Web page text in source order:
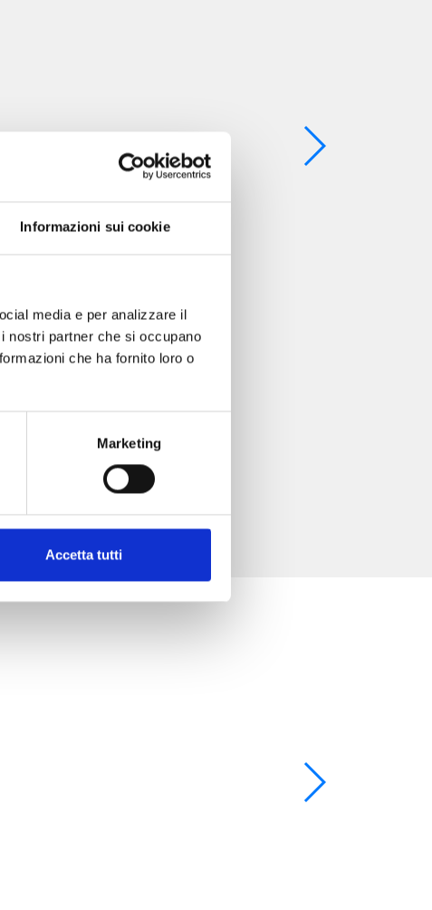
Informazioni sui cookie
media e per analizzare il
nostri partner che si occupano
che ha fornito loro o
Marketing
Accetta tutti